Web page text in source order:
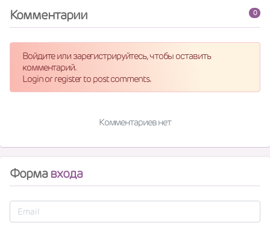
0
Комментарии
Войдите или зарегистрируйтесь, чтобы оставить
комментарий.
Login or register to post comments.
Комментариев нет
Формавхода